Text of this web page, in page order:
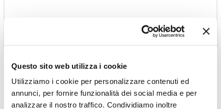
Questo sito web utilizza i cookie
Utilizziamo i cookie per personalizzare contenuti ed
annunci, per fornire funzionalità dei social media e per
analizzare il nostro traffico. Condividiamo inoltre
GIAPPONE
Japan Rail Pass